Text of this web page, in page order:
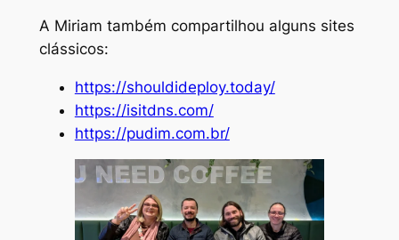
A Miriam também compartilhou alguns sites
clássicos:
https://shouldideploy.today/
https://isitdns.com/
https://pudim.com.br/